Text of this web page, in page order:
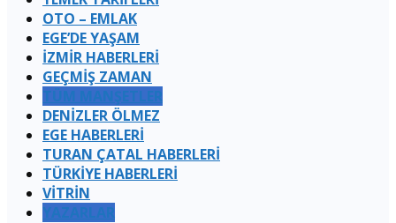
OTO – EMLAK
EGE’DE YAŞAM
İZMİR HABERLERİ
GEÇMİŞ ZAMAN
TÜM MANŞETLER
DENİZLER ÖLMEZ
EGE HABERLERİ
TURAN ÇATAL HABERLERI
TÜRKİYE HABERLERİ
VİTRİN
YAZARLAR